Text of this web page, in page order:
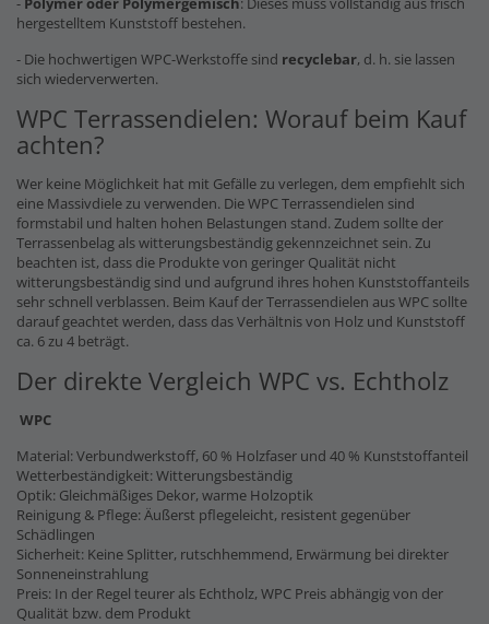
hergestelltem Kunststoff bestehen.
- Die hochwertigen WPC-Werkstoffe sind recyclebar, d. h. sie lassen
sich wiederverwerten.
WPC Terrassendielen: Worauf beim Kauf
achten?
Wer keine Möglichkeit hat mit Gefälle zu verlegen, dem empfiehlt sich
eine Massivdiele zu verwenden. Die WPC Terrassendielen sind
formstabil und halten hohen Belastungen stand. Zudem sollte der
Terrassenbelag als witterungsbeständig gekennzeichnet sein. Zu
beachten ist, dass die Produkte von geringer Qualität nicht
witterungsbeständig sind und aufgrund ihres hohen Kunststoffanteils
sehr schnell verblassen. Beim Kauf der Terrassendielen aus WPC sollte
darauf geachtet werden, dass das Verhältnis von Holz und Kunststoff
ca. 6 zu 4 beträgt.
Der direkte Vergleich WPC vs. Echtholz
WPC
Material: Verbundwerkstoff, 60 % Holzfaser und 40 % Kunststoffanteil
Wetterbeständigkeit: Witterungsbeständig
Optik: Gleichmäßiges Dekor, warme Holzoptik
Reinigung & Pflege: Äußerst pflegeleicht, resistent gegenüber
Schädlingen
Sicherheit: Keine Splitter, rutschhemmend, Erwärmung bei direkter
Sonneneinstrahlung
Preis: In der Regel teurer als Echtholz, WPC Preis abhängig von der
Qualität bzw. dem Produkt